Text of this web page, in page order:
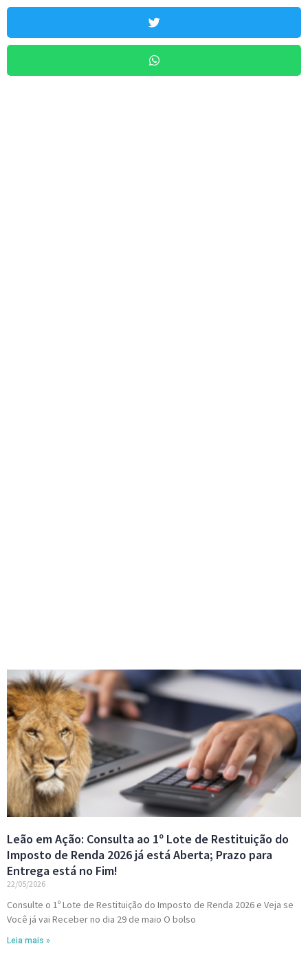
Leão em Ação: Consulta ao 1º Lote de Restituição do
Imposto de Renda 2026 já está Aberta; Prazo para
Entrega está no Fim!
22/05/2026
Consulte o 1º Lote de Restituição do Imposto de Renda 2026 e Veja se
Você já vai Receber no dia 29 de maio O bolso
Leia mais »